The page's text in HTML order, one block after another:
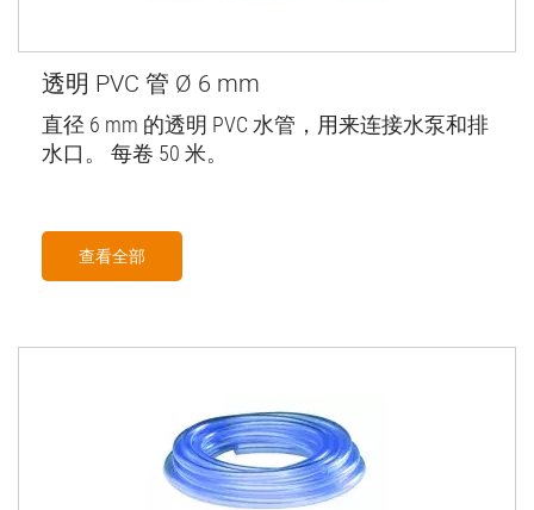
透明 PVC 管 Ø 6 mm
直径 6 mm 的透明 PVC 水管，用来连接水泵和排
水口。 每卷 50 米。
查看全部